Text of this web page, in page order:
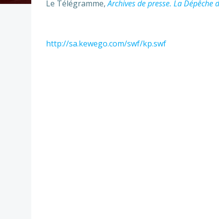
Le Télégramme,Archives de presse. La
http://sa.kewego.com/swf/kp.swf